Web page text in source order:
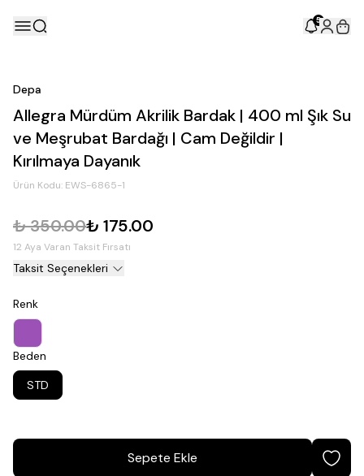
5
Depa
Allegra Mürdüm Akrilik Bardak | 400 ml Şık Su
ve Meşrubat Bardağı | Cam Değildir |
Kırılmaya Dayanık
Ürün Kodu: EWS-6865-1
₺ 350.00₺ 175.00
12 Aya Varan Taksit Fırsatı
Taksit Seçenekleri
Renk
Beden
STD
Sepete Ekle